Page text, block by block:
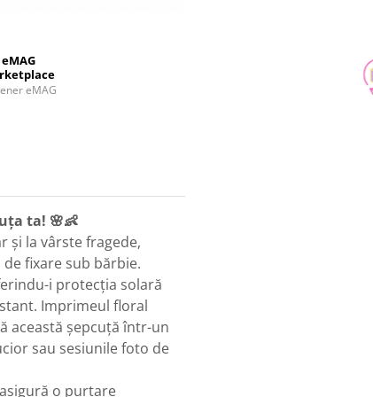
eMAG
eMAG
ta! 🌸👶
și la vârste fragede,
fixare sub bărbie.
i protecția solară
Imprimeul floral
această șepcuță într-un
sau sesiunile foto de
o purtare